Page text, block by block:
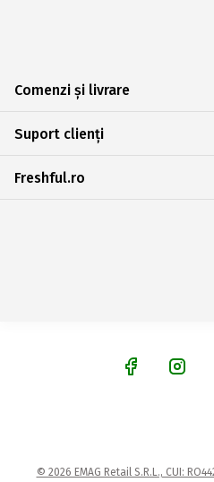
Comenzi și livrare
Suport clienți
Freshful.ro
© 2026 EMAG Retail S.R.L., CUI: